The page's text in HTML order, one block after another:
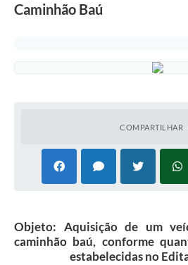
Caminhão Baú
COMPARTILHAR
Objeto: Aquisição de um
caminhão baú, conforme
estabelecidas no